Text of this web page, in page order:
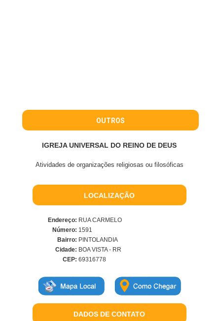
OUTROS
IGREJA UNIVERSAL DO REINO DE DEUS
Atividades de organizações religiosas ou filosóficas
LOCALIZAÇÃO
Endereço: RUA CARMELO
Número: 1591
Bairro: PINTOLANDIA
Cidade: BOA VISTA - RR
CEP: 69316778
DADOS DE CONTATO